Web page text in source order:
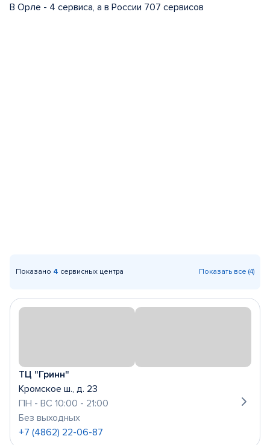
В Орле - 4 сервиса, а в России 707 сервисов
Показано 4 сервисных центра Показать все (4)
ТЦ "Гринн"
Кромское ш., д. 23
ПН - ВС 10:00 - 21:00
Без выходных
+7 (4862) 22-06-87